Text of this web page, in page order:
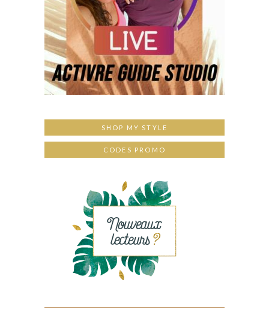
SHOP MY STYLE
CODES PROMO